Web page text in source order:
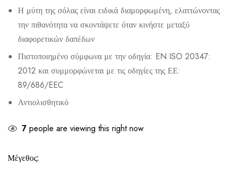
Η μύτη της σόλας είναι ειδικά διαμορφωμένη, ελαττώνοντας
την πιθανότητα να σκοντάψετε όταν κινήστε μεταξύ
διαφορετικών δαπέδων
Πιστοποιημένο σύμφωνα με την οδηγία: EN ISO 20347:
2012 και συμμορφώνεται με τις οδηγίες της ΕΕ:
89/686/EEC
Αντιολισθητικό
7 people are viewing this right now
Μέγεθος: